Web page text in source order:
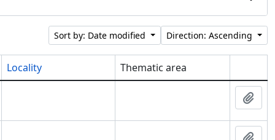
Sort by: Date modified Direction: Ascending
Locality
Thematic area